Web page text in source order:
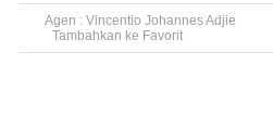
Agen : Vincentio Johannes Adjie
Tambahkan ke Favorit